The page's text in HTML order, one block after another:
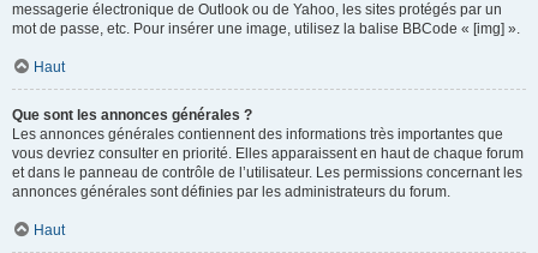
messagerie électronique de Outlook ou de Yahoo, les sites protégés par un
mot de passe, etc. Pour insérer une image, utilisez la balise BBCode « [img] ».
Haut
Que sont les annonces générales ?
Les annonces générales contiennent des informations très importantes que
vous devriez consulter en priorité. Elles apparaissent en haut de chaque forum
et dans le panneau de contrôle de l’utilisateur. Les permissions concernant les
annonces générales sont définies par les administrateurs du forum.
Haut